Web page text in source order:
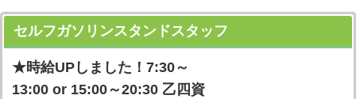
セルフガソリンスタンドスタッフ
★時給UPしました！7:30～
13:00 or 15:00～20:30 乙四資